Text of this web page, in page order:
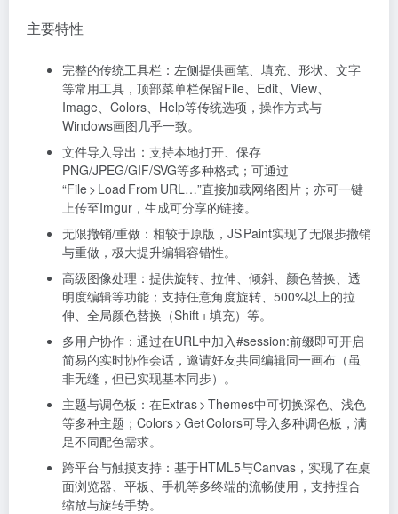
主要特性
完整的传统工具栏：左侧提供画笔、填充、形状、文字
等常用工具，顶部菜单栏保留File、Edit、View、
Image、Colors、Help等传统选项，操作方式与
Windows画图几乎一致。
文件导入导出：支持本地打开、保存
PNG/JPEG/GIF/SVG等多种格式；可通过
“File > Load From URL…”直接加载网络图片；亦可一键
上传至Imgur，生成可分享的链接。
无限撤销/重做：相较于原版，JS Paint实现了无限步撤销
与重做，极大提升编辑容错性。
高级图像处理：提供旋转、拉伸、倾斜、颜色替换、透
明度编辑等功能；支持任意角度旋转、500%以上的拉
伸、全局颜色替换（Shift + 填充）等。
多用户协作：通过在URL中加入#session:前缀即可开启
简易的实时协作会话，邀请好友共同编辑同一画布（虽
非无缝，但已实现基本同步）。
主题与调色板：在Extras > Themes中可切换深色、浅色
等多种主题；Colors > Get Colors可导入多种调色板，满
足不同配色需求。
跨平台与触摸支持：基于HTML5与Canvas，实现了在桌
面浏览器、平板、手机等多终端的流畅使用，支持捏合
缩放与旋转手势。